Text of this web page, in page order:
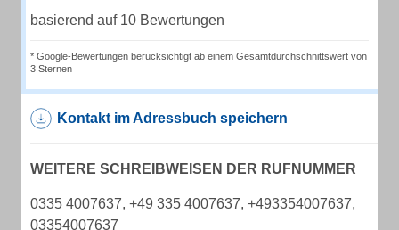
basierend auf 10 Bewertungen
* Google-Bewertungen berücksichtigt ab einem Gesamtdurchschnittswert von
3 Sternen
Kontakt im Adressbuch speichern
WEITERE SCHREIBWEISEN DER RUFNUMMER
0335 4007637, +49 335 4007637, +493354007637,
03354007637